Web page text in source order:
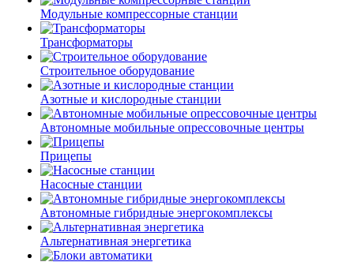
Модульные компрессорные станции
Трансформаторы
Строительное оборудование
Азотные и кислородные станции
Автономные мобильные опрессовочные центры
Прицепы
Насосные станции
Автономные гибридные энергокомплексы
Альтернативная энергетика